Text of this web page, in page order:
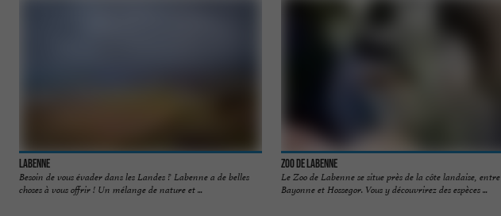
Labenne
Besoin de vous évader dans les Landes ? Labenne a de belles
choses à vous offrir ! Un mélange de nature et ...
Zoo de Labenne
Le Zoo de Labenne se situe près de la côte landaise, entre
Bayonne et Hossegor. Vous y découvrirez des espèces ...